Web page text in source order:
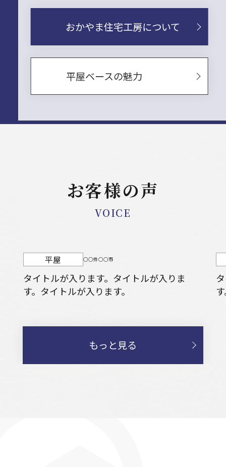
おかやま住宅工房について
平屋ベースの魅力
お客様の声
VOICE
平屋 ○○件○○市
タイトルが入ります。タイトルが入りま
す。タイトルが入ります。
もっと見る